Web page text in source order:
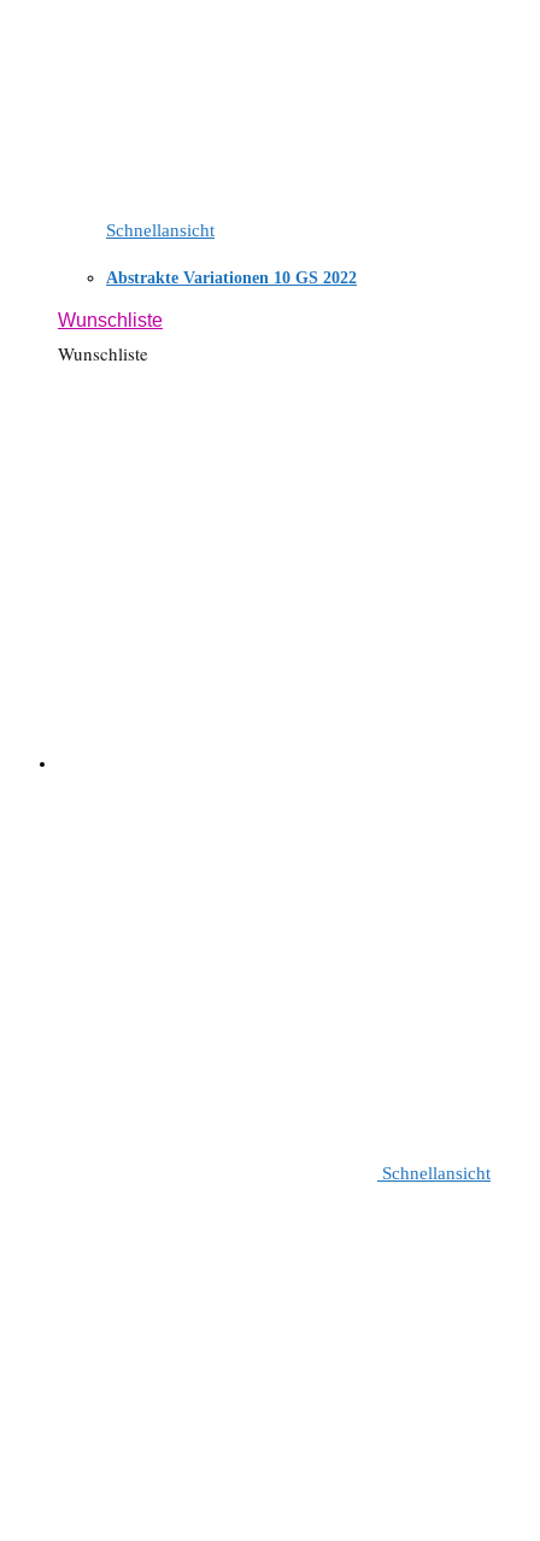
Schnellansicht
Abstrakte Variationen 10 GS 2022
Wunschliste
Wunschliste
Schnellansicht